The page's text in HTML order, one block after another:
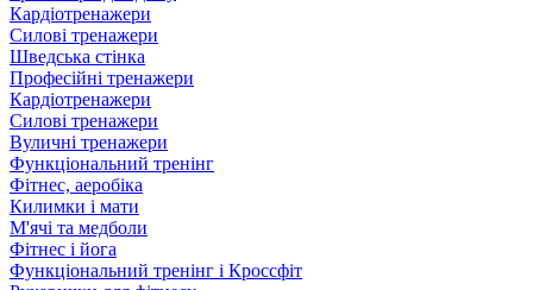
Кардіотренажери
Силові тренажери
Шведська стінка
Професійні тренажери
Кардіотренажери
Силові тренажери
Вуличні тренажери
Функціональний тренінг
Фітнес, аеробіка
Килимки і мати
М'ячі та медболи
Фітнес і йога
Функціональний тренінг і Кроссфіт